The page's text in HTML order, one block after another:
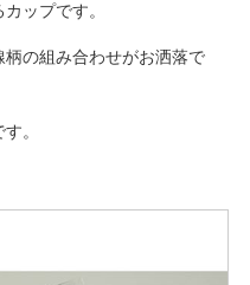
ップです。
の組み合わせがお洒落で
。